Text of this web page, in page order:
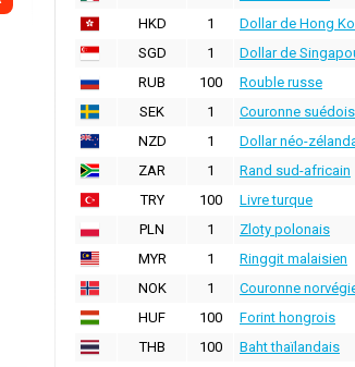
HKD
1 Dollar de Hong
SGD
1 Dollar de
RUB
100 Rouble russe
SEK
1 Couronne
NZD
1 Dollar néo-
ZAR
1 Rand sud-africain
TRY
100 Livre turque
PLN
1 Zloty polonais
MYR
1 Ringgit malaisien
NOK
1 Couronne
HUF
100 Forint hongrois
THB
100 Baht thaïlandais